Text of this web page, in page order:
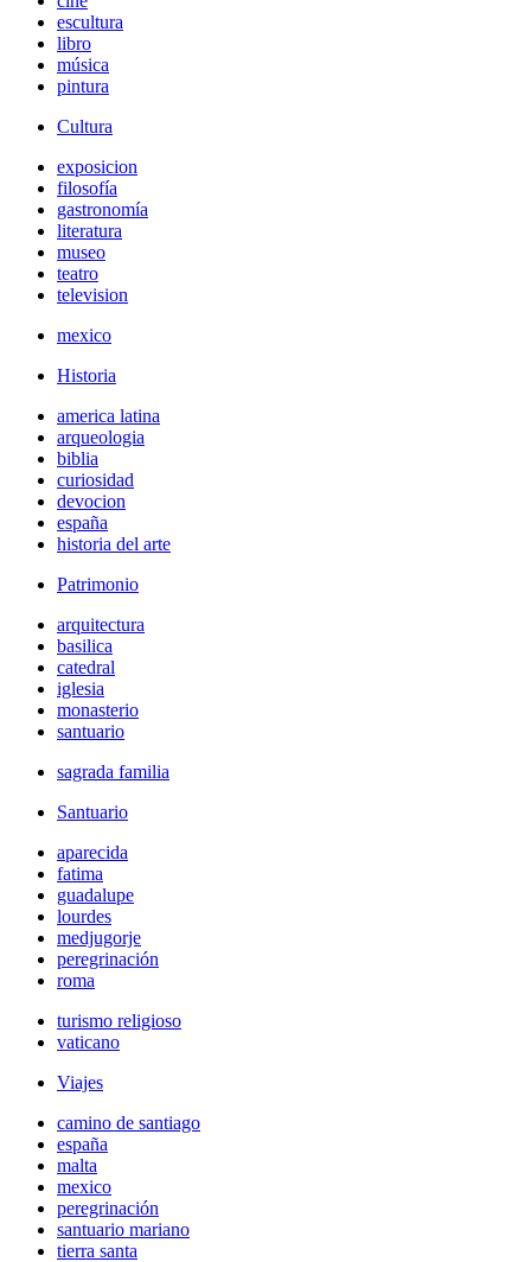
escultura
libro
música
pintura
Cultura
exposicion
filosofía
gastronomía
literatura
museo
teatro
television
mexico
Historia
america latina
arqueologia
biblia
curiosidad
devocion
españa
historia del arte
Patrimonio
arquitectura
basilica
catedral
iglesia
monasterio
santuario
sagrada familia
Santuario
aparecida
fatima
guadalupe
lourdes
medjugorje
peregrinación
roma
turismo religioso
vaticano
Viajes
camino de santiago
españa
malta
mexico
peregrinación
santuario mariano
tierra santa